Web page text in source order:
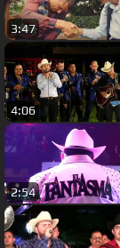
3:47
4:06
2:54